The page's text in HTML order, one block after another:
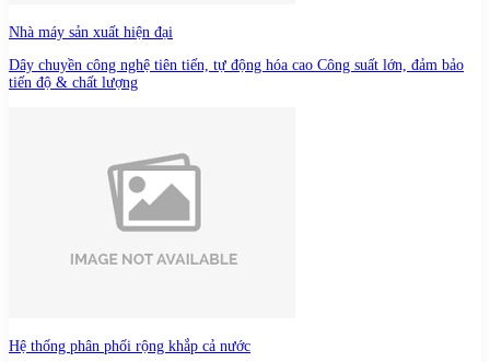
Nhà máy sản xuất hiện đại
Dây chuyền công nghệ tiên tiến, tự động hóa cao Công suất lớn, đảm bảo
tiến độ & chất lượng
Hệ thống phân phối rộng khắp cả nước